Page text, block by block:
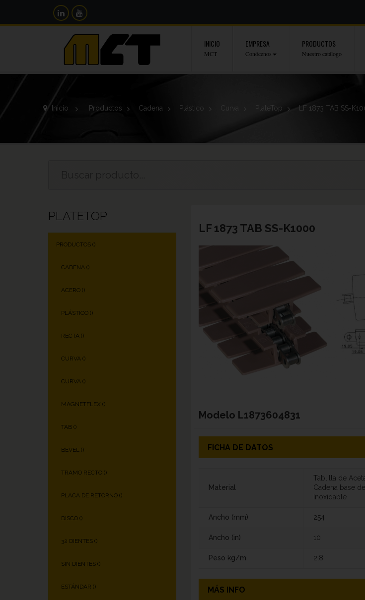
INICIO
MCT
EMPRESA
Conócenos
PRODUCTOS
Nuestro catálogo
Inicio > Productos > Cadena > Plástico > Curva > PlateTop > LF 1873 TAB SS-
PLATETOP
PRODUCTOS ()
CADENA ()
ACERO ()
PLÁSTICO ()
RECTA ()
CURVA ()
CURVA ()
MAGNETFLEX ()
TAB ()
BEVEL ()
TRAMO RECTO ()
PLACA DE RETORNO ()
DISCO ()
32 DIENTES ()
SIN DIENTES ()
ESTÁNDAR ()
LF 1873 TAB SS-K1000
Modelo L1873604831
FICHA DE DATOS
Material
Tablilla de
Cadena base
Inoxidable
Ancho (mm) 254
Ancho (in) 10
Peso kg/m 2,8
MÁS INFO